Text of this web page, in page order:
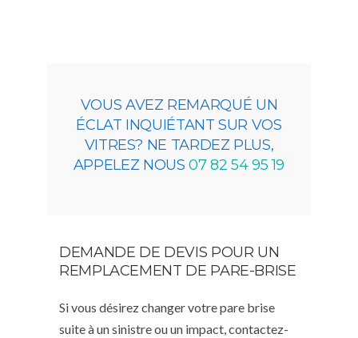
VOUS AVEZ REMARQUÉ UN
ÉCLAT INQUIÉTANT SUR VOS
VITRES? NE TARDEZ PLUS,
APPELEZ NOUS07 82 54 95 19
DEMANDE DE DEVIS POUR UN
REMPLACEMENT DE PARE-BRISE
Si vous désirez changer votre pare brise
suite à un sinistre ou un impact, contactez-